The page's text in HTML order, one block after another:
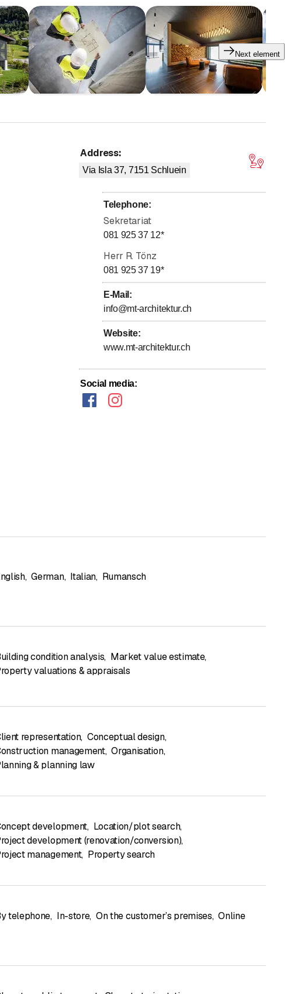
Ludwig Mies van der Rohe
Next element
Address:
Via Isla 37, 7151 Schluein
Telephone:
Sekretariat
081 925 37 12*
Herr R. Tönz
081 925 37 19*
E-Mail :
info@mt-architektur.ch
Website:
www.mt-architektur.ch
Social media:
, German, Italian, Rumansch
condition analysis, Market value estimate,
valuations & appraisals
representation, Conceptual design,
management, Organisation,
& planning law
development, Location/plot search,
development (renovation/conversion),
management, Property search
telephone, In-store, On the customer’s premises, Online